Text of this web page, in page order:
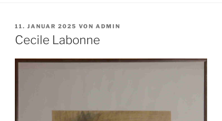
VERÖFFENTLICHT
AM
11. JANUAR 2025 VON ADMIN
Cecile Labonne